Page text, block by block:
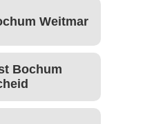
Weitmar
Bochum